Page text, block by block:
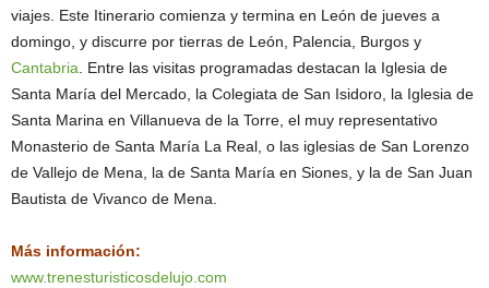
viajes. Este Itinerario comienza y termina en León de jueves a
domingo, y discurre por tierras de León, Palencia, Burgos y
Cantabria. Entre las visitas programadas destacan la Iglesia de
Santa María del Mercado, la Colegiata de San Isidoro, la Iglesia de
Santa Marina en Villanueva de la Torre, el muy representativo
Monasterio de Santa María La Real, o las iglesias de San Lorenzo
de Vallejo de Mena, la de Santa María en Siones, y la de San Juan
Bautista de Vivanco de Mena.
Más información:
www.trenesturisticosdelujo.com